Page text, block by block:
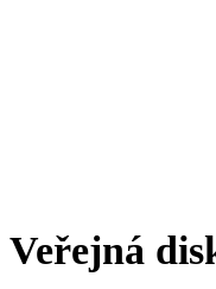
Veřejná